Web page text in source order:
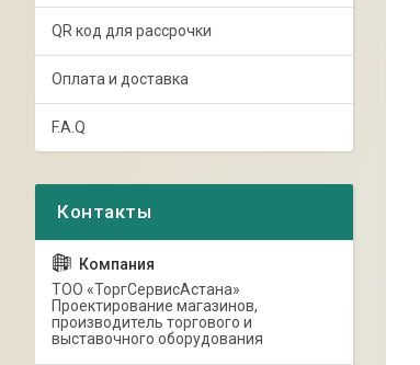
QR код для рассрочки
Оплата и доставка
F.A.Q
ТОО «ТоргСервисАстана»
Проектирование магазинов,
производитель торгового и
выставочного оборудования